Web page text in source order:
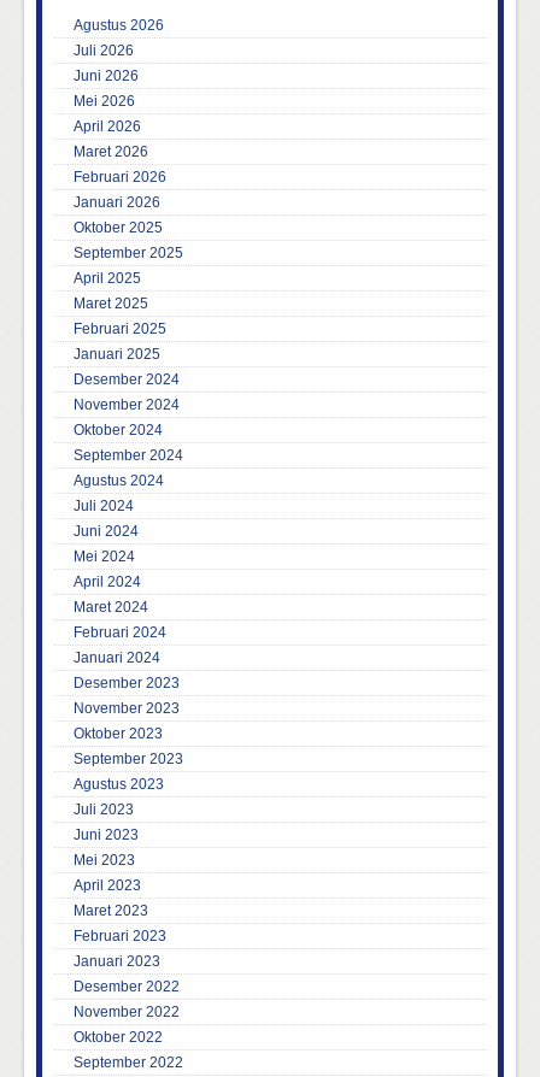
Agustus 2026
Juli 2026
Juni 2026
Mei 2026
April 2026
Maret 2026
Februari 2026
Januari 2026
Oktober 2025
September 2025
April 2025
Maret 2025
Februari 2025
Januari 2025
Desember 2024
November 2024
Oktober 2024
September 2024
Agustus 2024
Juli 2024
Juni 2024
Mei 2024
April 2024
Maret 2024
Februari 2024
Januari 2024
Desember 2023
November 2023
Oktober 2023
September 2023
Agustus 2023
Juli 2023
Juni 2023
Mei 2023
April 2023
Maret 2023
Februari 2023
Januari 2023
Desember 2022
November 2022
Oktober 2022
September 2022